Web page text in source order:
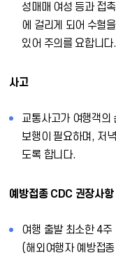
성매매 여성 등과 접
에 걸리게 되어 수혈
있어 주의를 요합니다.
사고
교통사고가 여행객의
보행이 필요하며, 저
도록 합니다.
예방접종 CDC 권장사항
여행 출발 최소한 4
(해외여행자 예방접